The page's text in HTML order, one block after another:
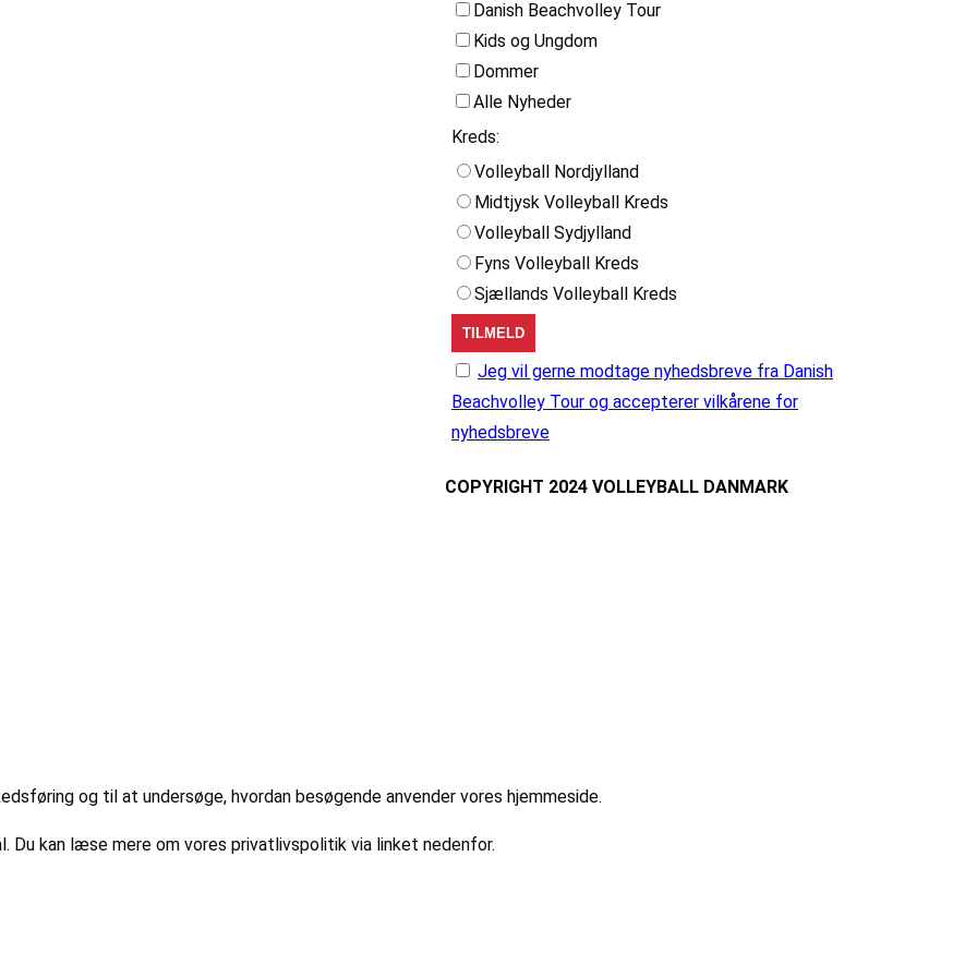
Danish Beachvolley Tour
Kids og Ungdom
Dommer
Alle Nyheder
Kreds:
Volleyball Nordjylland
Midtjysk Volleyball Kreds
Volleyball Sydjylland
Fyns Volleyball Kreds
Sjællands Volleyball Kreds
Jeg vil gerne modtage nyhedsbreve fra Danish
Beachvolley Tour og accepterer vilkårene for
nyhedsbreve
COPYRIGHT 2024 VOLLEYBALL DANMARK
og til at undersøge, hvordan besøgende anvender vores hjemmeside.
kan læse mere om vores privatlivspolitik via linket nedenfor.